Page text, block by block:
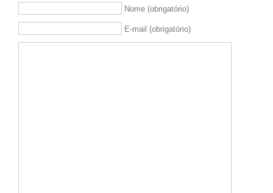
Nome (obrigatório)
E-mail (obrigatório)